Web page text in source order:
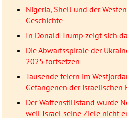
Nigeria, Shell und der
Geschichte
In Donald Trump zeigt sich
Die Abwärtsspirale der
2025 fortsetzen
Tausende feiern im
Gefangenen der israelischen
Der Waffenstillstand wurde
weil Israel seine Ziele nicht